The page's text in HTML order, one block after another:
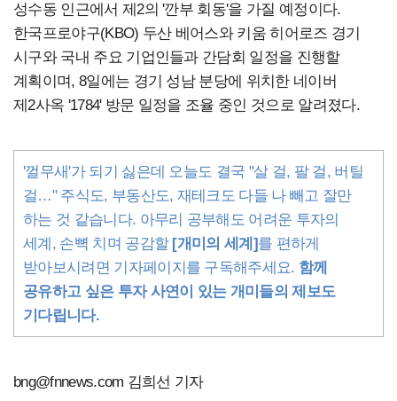
성수동 인근에서 제2의 '깐부 회동'을 가질 예정이다.
한국프로야구(KBO) 두산 베어스와 키움 히어로즈 경기
시구와 국내 주요 기업인들과 간담회 일정을 진행할
계획이며, 8일에는 경기 성남 분당에 위치한 네이버
제2사옥 '1784' 방문 일정을 조율 중인 것으로 알려졌다.
'껄무새'가 되기 싫은데 오늘도 결국 "살 걸, 팔 걸, 버틸
걸…" 주식도, 부동산도, 재테크도 다들 나 빼고 잘만
하는 것 같습니다. 아무리 공부해도 어려운 투자의
세계, 손뼉 치며 공감할 [개미의 세계]를 편하게
받아보시려면 기자페이지를 구독해주세요. 함께
공유하고 싶은 투자 사연이 있는 개미들의 제보도
기다립니다.
bng@fnnews.com 김희선 기자